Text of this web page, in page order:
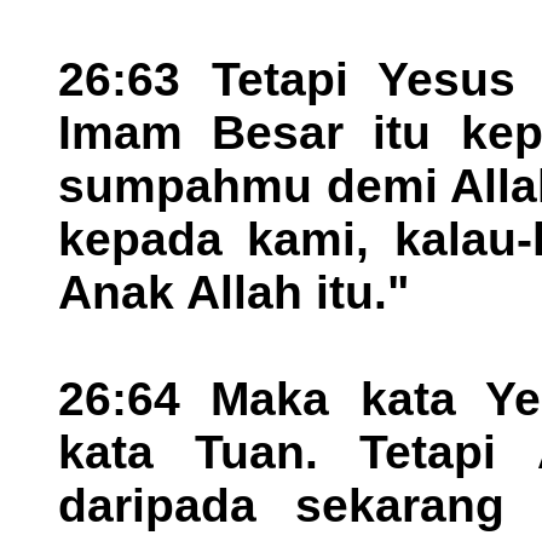
26:63 Tetapi
Imam Besar itu
sumpahmu demi
kepada kami,
Anak Allah itu."
26:64 Maka kata
kata Tuan. Tetapi
daripada